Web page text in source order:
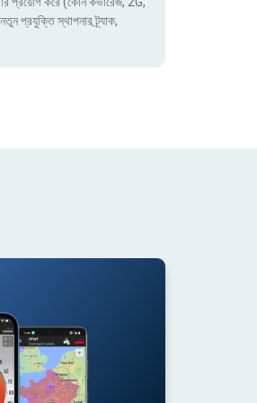
প্রযুক্তি স্থাপনার ট্র্যাক,